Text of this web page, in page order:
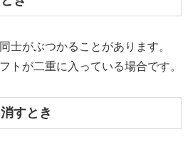
士がぶつかることがあります。
トが二重に入っている場合です。
すとき